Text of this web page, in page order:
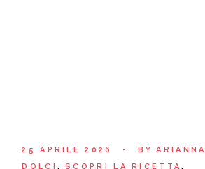
25 APRILE 2026 BY ARIANNA
DOLCI
SCOPRI LA RICETTA